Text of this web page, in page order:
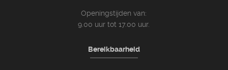
Openingstijden van:
9.00 uur tot 17.00 uur.
Bereikbaarheid